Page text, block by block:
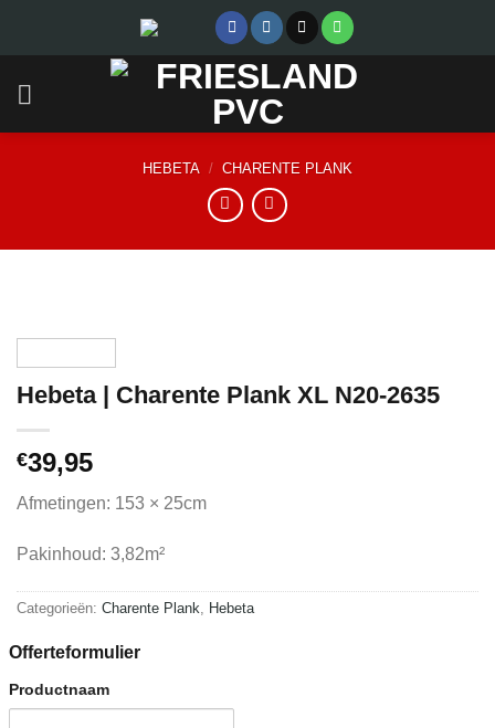
HEBETA / CHARENTE PLANK
Hebeta | Charente Plank XL N20-2635
€39,95
Afmetingen: 153 × 25cm
Pakinhoud: 3,82m²
Categorieën: Charente Plank Hebeta
Offerteformulier
Productnaam